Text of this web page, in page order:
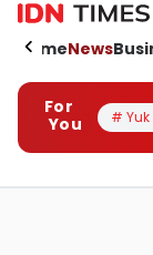
HomeNews
For
You
# Yuk